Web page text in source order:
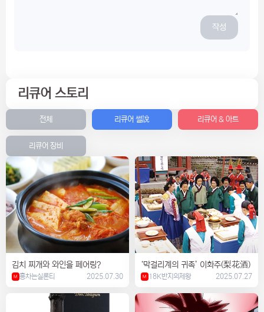
작성
리큐어 스토리
전체 리큐어 썰說 리큐어 & 아트
리큐어 장비
김치 찌개와 와인을 페어링?
M 홍차는실론티 2025.07.30
‘막걸리계의 귀족’ 이화주(梨花酒)
M 18K반지의제왕 2025.07.27